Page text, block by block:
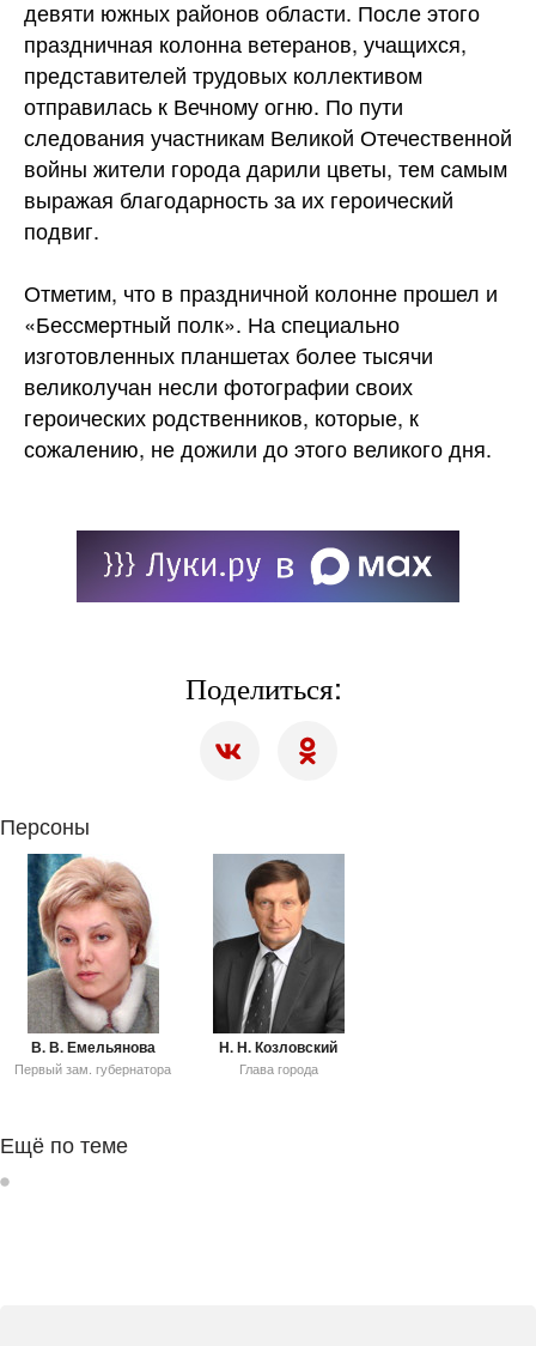
девяти южных районов области. После этого
праздничная колонна ветеранов, учащихся,
представителей трудовых коллективом
отправилась к Вечному огню. По пути
следования участникам Великой Отечественной
войны жители города дарили цветы, тем самым
выражая благодарность за их героический
подвиг.
Отметим, что в праздничной колонне прошел и
«Бессмертный полк». На специально
изготовленных планшетах более тысячи
великолучан несли фотографии своих
героических родственников, которые, к
сожалению, не дожили до этого великого дня.
Поделиться:
Персоны
В. В. Емельянова
Первый зам. губернатора
Н. Н. Козловский
Глава города
Ещё по теме